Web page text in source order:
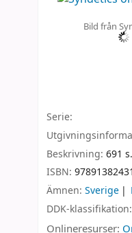
Bild från
Serie:
Beskrivning: 691
ISBN:
Ämnen: Sverige
DDK-klassifikation:
Onlineresurser: